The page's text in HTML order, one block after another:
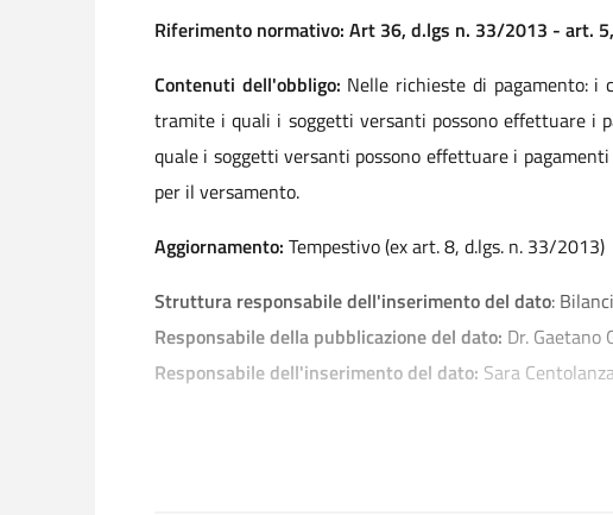
Riferimento normativo: Art 36, d.lgs n. 33/2013 - art.
Contenuti dell'obbligo: Nelle richieste di pagamento: i
tramite i quali i soggetti versanti possono effettuare i
quale i soggetti versanti possono effettuare i
per il versamento.
Aggiornamento: Tempestivo (ex art. 8, d.lgs. n. 33/2013)
Struttura responsabile dell'inserimento del dato:
Responsabile della pubblicazione del dato: Dr. Gaetano
Responsabile dell'inserimento del dato: Sara
IBAN E PAGAMENTI INFORMATICI, consulta il